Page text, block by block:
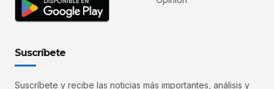
Suscríbete
Suscríbete y recibe las noticias más importantes, análisis y